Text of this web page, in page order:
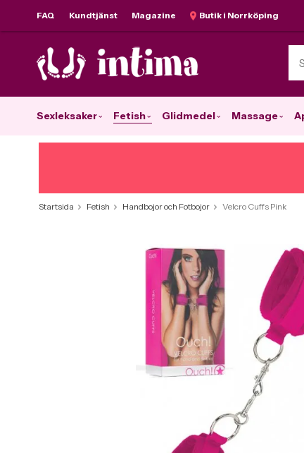
FAQ Kundtjänst Magazine Butik i Norrköping
Sexleksaker Fetish Glidmedel Massage
Startsida Fetish Handbojor och Fotbojor Velcro Cuffs Pink